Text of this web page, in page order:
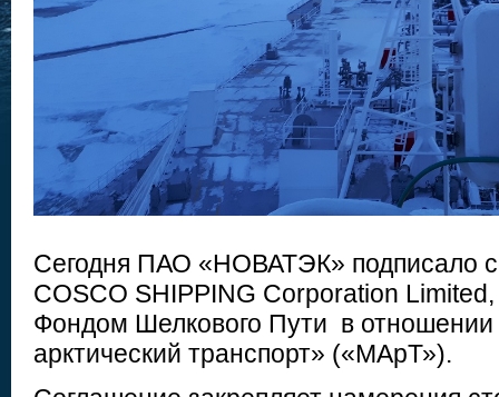
Сегодня ПАО «НОВАТЭК» подписало
COSCO SHIPPING Corporation
Фондом Шелкового Пути в
арктический транспорт» («МАрТ»).